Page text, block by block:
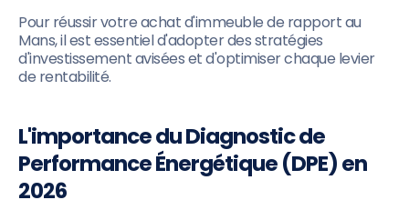
Pour réussir votre achat d'immeuble de rapport au
Mans, il est essentiel d'adopter des stratégies
d'investissement avisées et d'optimiser chaque levier
de rentabilité.
L'importance du Diagnostic de
Performance Énergétique (DPE) en
2026